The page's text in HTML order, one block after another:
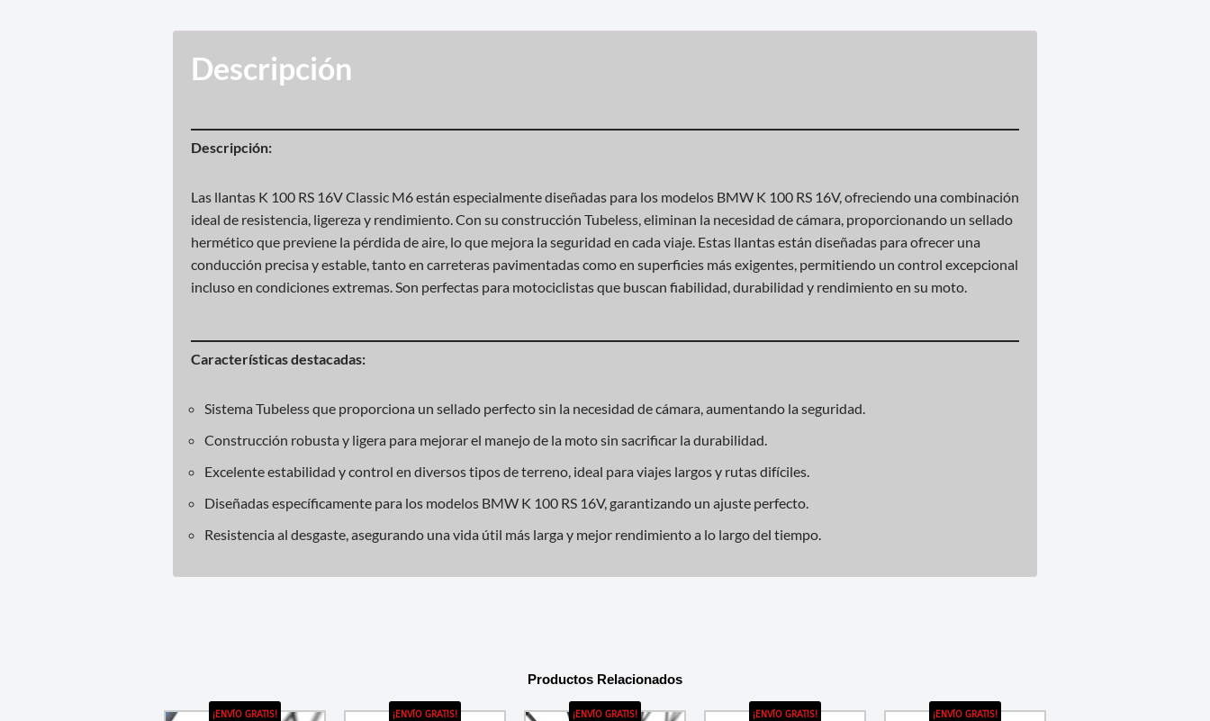
Descripción
Descripción:
Las llantas K 100 RS 16V Classic M6 están especialmente diseñadas para los modelos BMW K 100 RS 16V, ofreciendo una combinación
ideal de resistencia, ligereza y rendimiento. Con su construcción Tubeless, eliminan la necesidad de cámara, proporcionando un sellado
hermético que previene la pérdida de aire, lo que mejora la seguridad en cada viaje. Estas llantas están diseñadas para ofrecer una
conducción precisa y estable, tanto en carreteras pavimentadas como en superficies más exigentes, permitiendo un control excepcional
incluso en condiciones extremas. Son perfectas para motociclistas que buscan fiabilidad, durabilidad y rendimiento en su moto.
Características destacadas:
Sistema Tubeless que proporciona un sellado perfecto sin la necesidad de cámara, aumentando la seguridad.
Construcción robusta y ligera para mejorar el manejo de la moto sin sacrificar la durabilidad.
Excelente estabilidad y control en diversos tipos de terreno, ideal para viajes largos y rutas difíciles.
Diseñadas específicamente para los modelos BMW K 100 RS 16V, garantizando un ajuste perfecto.
Resistencia al desgaste, asegurando una vida útil más larga y mejor rendimiento a lo largo del tiempo.
Productos Relacionados
¡ENVÍO GRATIS! ¡ENVÍO GRATIS! ¡ENVÍO GRATIS! ¡ENVÍO GRATIS! ¡ENVÍO GRATIS!